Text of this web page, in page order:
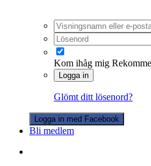
Kom ihåg mig
Logga in
Glömt ditt lösenord?
Logga in med Facebook
Bli medlem